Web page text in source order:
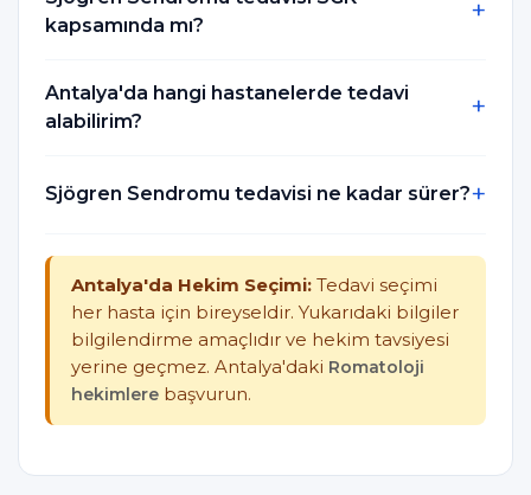
kapsamında mı?
Antalya'da hangi hastanelerde tedavi
alabilirim?
Sjögren Sendromu tedavisi ne kadar sürer?
Antalya'da Hekim Seçimi: Tedavi seçimi
her hasta için bireyseldir. Yukarıdaki bilgiler
bilgilendirme amaçlıdır ve hekim tavsiyesi
yerine geçmez. Antalya'daki Romatoloji
hekimlere başvurun.